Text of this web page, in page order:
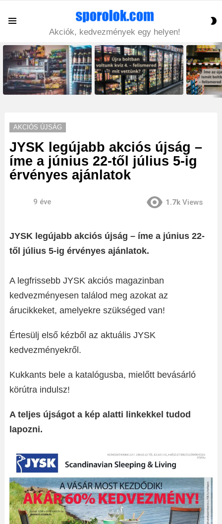
Akciók, kedvezmények egy helyen!
LATEST
STORIES
AKCIÓS ÚJSÁG
JYSK legújabb akciós újság –
íme a június 22-től július 5-ig
érvényes ajánlatok
9 éve 1.7k Views
JYSK legújabb akciós újság – íme a június 22-
től július 5-ig érvényes ajánlatok.
A legfrissebb JYSK akciós magazinban
kedvezményesen találod meg azokat az
árucikkeket, amelyekre szükséged van!
Értesülj első kézből az aktuális JYSK
kedvezményekről.
Kukkants bele a katalógusba, mielőtt bevásárló
körútra indulsz!
A teljes újságot a kép alatti linkekkel tudod
lapozni.